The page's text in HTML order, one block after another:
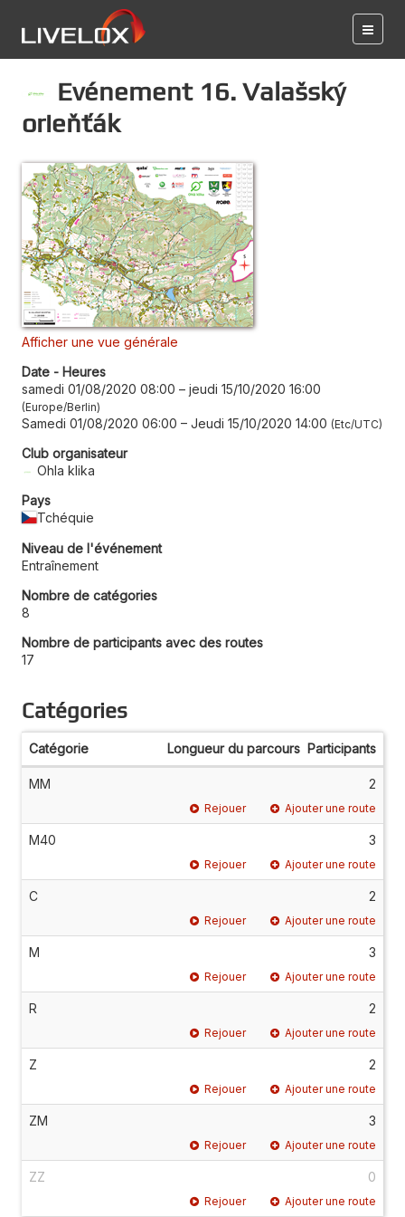
Evénement 16. Valašský
orieňťák
Afficher une vue générale
Date - Heures
samedi 01/08/2020 08:00 – jeudi 15/10/2020 16:00
Europe/Berlin
Samedi 01/08/2020 06:00 – Jeudi 15/10/2020 14:00 Etc/UTC
Club organisateur
Ohla klika
Pays
Tchéquie
Niveau de l'événement
Entraînement
Nombre de catégories
8
Nombre de participants avec des routes
17
Catégories
Catégorie Longueur du parcours Participants
MM 2
Rejouer Ajouter une route
M40 3
Rejouer Ajouter une route
C 2
Rejouer Ajouter une route
M 3
Rejouer Ajouter une route
R 2
Rejouer Ajouter une route
Z 2
Rejouer Ajouter une route
ZM 3
Rejouer Ajouter une route
ZZ 0
Rejouer Ajouter une route